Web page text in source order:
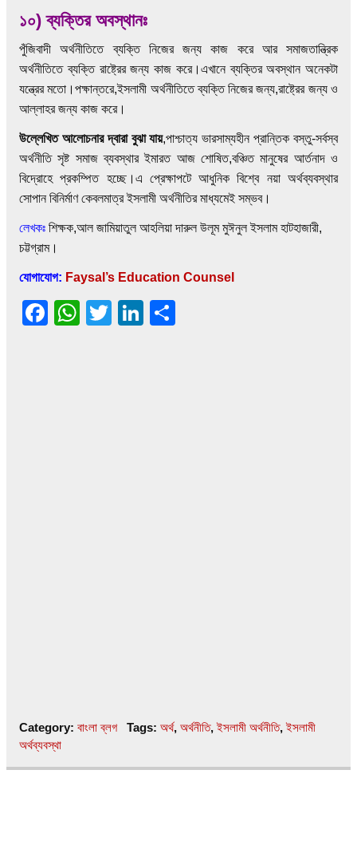
১০) ব্যক্তির অবস্থানঃ
পুঁজিবাদী অর্থনীতিতে ব্যক্তি নিজের জন্য কাজ করে আর সমাজতান্ত্রিক
অর্থনীতিতে ব্যক্তি রাষ্ট্রের জন্য কাজ করে।এখানে ব্যক্তির অবস্থান অনেকটা
যন্ত্রের মতো।পক্ষান্তরে,ইসলামী অর্থনীতিতে ব্যক্তি নিজের জন্য,রাষ্ট্রের জন্য ও
আল্লাহর জন্য কাজ করে।
উল্লেখিত আলোচনার দ্বারা বুঝা যায়,পাশ্চাত্য ভারসাম্যহীন প্রান্তিক বস্তু-সর্বস্ব
অর্থনীতি সৃষ্ট সমাজ ব্যবস্থার ইমারত আজ শোষিত,বঞ্চিত মানুষের আর্তনাদ ও
বিদ্রোহে প্রকম্পিত হচ্ছে।এ প্রেক্ষাপটে আধুনিক বিশ্বে নয়া অর্থব্যবস্থার
সোপান বিনির্মাণ কেবলমাত্র ইসলামী অর্থনীতির মাধ্যমেই সম্ভব।
লেখকঃ শিক্ষক,আল জামিয়াতুল আহলিয়া দারুল উলূম মুঈনুল ইসলাম হাটহাজারী,
চট্টগ্রাম।
যোগাযোগ: Faysal’s Education Counsel
F
W
T
Li
Category: বাংলা ব্লগ Tags: অর্থ, অর্থনীতি,ইসলামী অর্থনীতি,ইসলামী
অর্থব্যবস্থা